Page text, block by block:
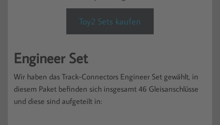
Toy2 Sets kaufen
Engineer Set
Wir haben das Track-Connectors Engineer Set gewählt, in
diesem Paket befinden sich insgesamt 46 Gleisanschlüsse
und diese sind aufgeteilt in: